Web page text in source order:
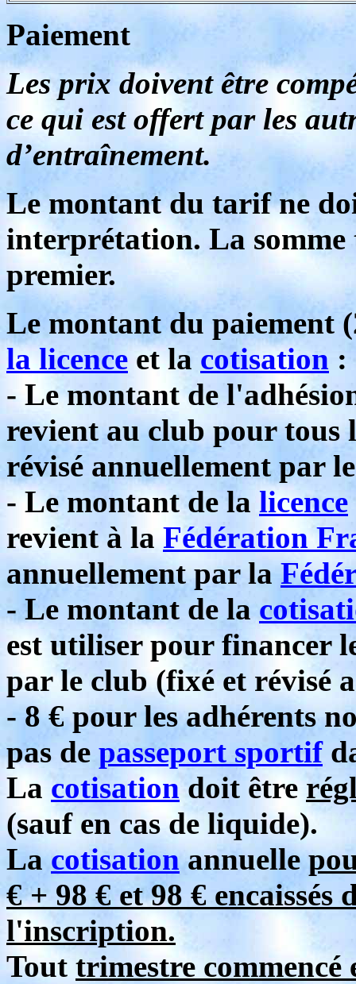
Paiement
Les prix doivent être
ce qui est offert par les
d’entraînement.
Le montant du tarif ne
interprétation. La somme
premier.
Le montant du paiement
la licence et la cotisation :
- Le montant de
revient au club pour tous
révisé annuellement par
- Le montant de la licence
revient à la Fédération
annuellement par la
- Le montant de la
est utiliser pour financer
par le club (fixé et révisé
- 8 € pour les adhérents
pas de passeport sportif
Lacotisationdoit être
(sauf en cas de liquide).
Lacotisationannuelle
€ + 98 € et 98 €
l'inscription.
Tout trimestre commencé